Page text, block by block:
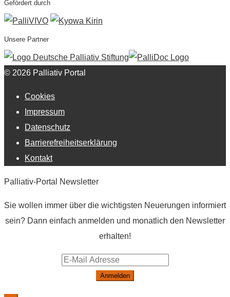
Gefördert durch
Unsere Partner
© 2026 Palliativ Portal
Cookies
Impressum
Datenschutz
Barrierefreiheitserklärung
Kontakt
Palliativ-Portal Newsletter
Sie wollen immer über die wichtigsten Neuerungen informiert
sein? Dann einfach anmelden und monatlich den Newsletter
erhalten!
Anmelden